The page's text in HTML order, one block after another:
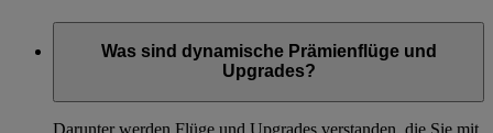
Was sind dynamische Prämienflüge und
Upgrades?
Darunter werden Flüge und Upgrades verstanden, die Sie mit